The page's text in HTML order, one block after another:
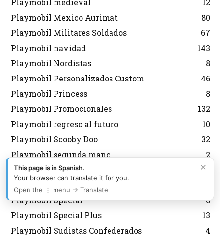
Playmobil medieval
12
Playmobil Mexico Aurimat
80
Playmobil Militares Soldados
67
Playmobil navidad
143
Playmobil Nordistas
8
Playmobil Personalizados Custom
46
Playmobil Princess
8
Playmobil Promocionales
132
Playmobil regreso al futuro
10
Playmobil Scooby Doo
32
Playmobil segunda mano
2
Playmobil Semana Santa
12
Playmobil Special
6
Playmobil Special Plus
13
Playmobil Sudistas Confederados
4
×
This page is in Spanish.
Your browser can translate it for you.
Open the ⋮ menu → Translate